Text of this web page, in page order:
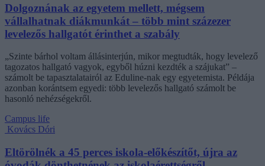
Dolgoznának az egyetem mellett, mégsem
vállalhatnak diákmunkát – több mint százezer
levelezős hallgatót érinthet a szabály
„Szinte bárhol voltam állásinterjún, mikor megtudták, hogy levelező
tagozatos hallgató vagyok, egyből húzni kezdték a szájukat” –
számolt be tapasztalatairól az Eduline-nak egy egyetemista. Példája
azonban korántsem egyedi: több levelezős hallgató számolt be
hasonló nehézségekről.
Campus life
Kovács Dóri
Eltörölnék a 45 perces iskola-előkészítőt, újra az